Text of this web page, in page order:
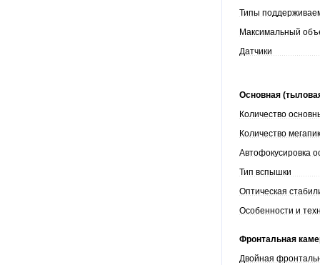
Типы
Максимальный
Датчики
Основная
Количество
Количество
Автофокусировка
Тип вспышки
Оптическая
Особенности и
Фронтальная
Двойная